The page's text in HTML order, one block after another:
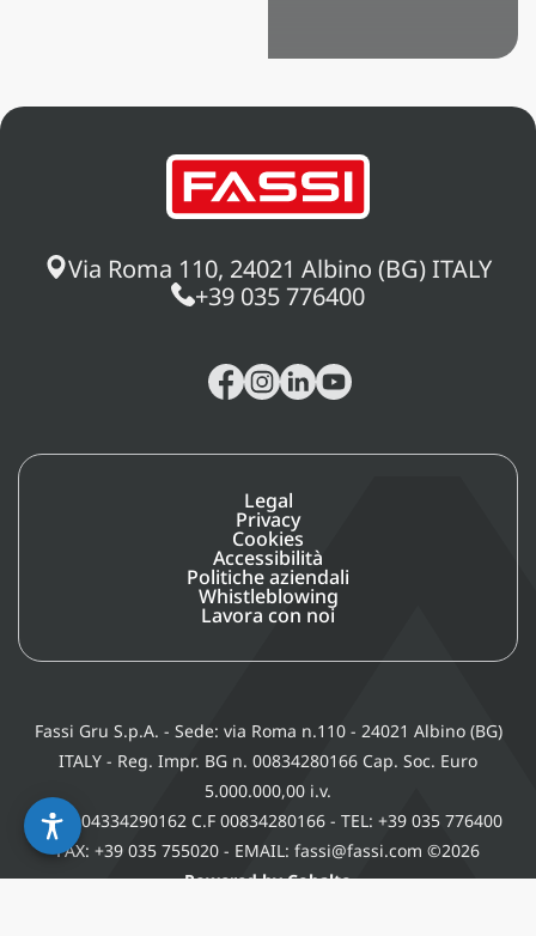
Via Roma 110, 24021 Albino (BG) ITALY
+39 035 776400
Legal
Privacy
Cookies
Accessibilità
Politiche aziendali
Whistleblowing
Lavora con noi
Fassi Gru S.p.A. - Sede: via Roma n.110 - 24021 Albino (BG)
ITALY - Reg. Impr. BG n. 00834280166 Cap. Soc. Euro
5.000.000,00 i.v.
P. IVA 04334290162 C.F 00834280166 - TEL: +39 035 776400
FAX: +39 035 755020 - EMAIL: fassi@fassi.com ©2026
Powered by Cobalto